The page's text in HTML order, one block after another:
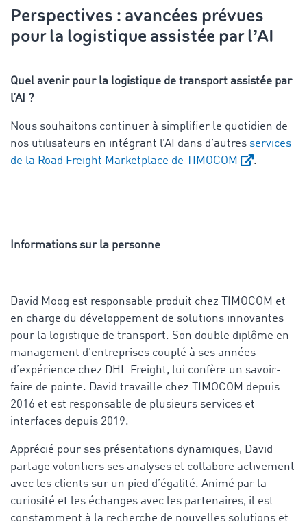
Perspectives : avancées prévues
pour la logistique assistée par l’AI
Quel avenir pour la logistique de transport assistée par
l’AI ?
Nous souhaitons continuer à simplifier le quotidien de
nos utilisateurs en intégrant l’AI dans d’autres services
de la Road Freight Marketplace de TIMOCOM
.
Informations sur la personne
David Moog est responsable produit chez TIMOCOM et
en charge du développement de solutions innovantes
pour la logistique de transport. Son double diplôme en
management d’entreprises couplé à ses années
d’expérience chez DHL Freight, lui confère un savoir-
faire de pointe. David travaille chez TIMOCOM depuis
2016 et est responsable de plusieurs services et
interfaces depuis 2019.
Apprécié pour ses présentations dynamiques, David
partage volontiers ses analyses et collabore activement
avec les clients sur un pied d’égalité. Animé par la
curiosité et les échanges avec les partenaires, il est
constamment à la recherche de nouvelles solutions et